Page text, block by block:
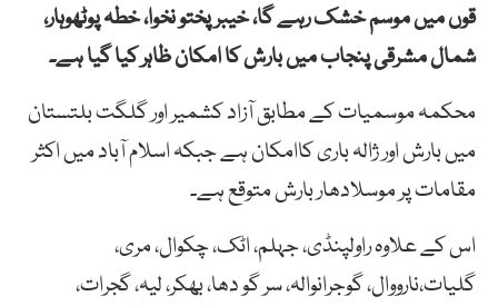
قوں میں موسم خشک رہے گا، خیبر پختو نخوا، خطہ پوٹھوہار،
شمال مشرقی پنجاب میں بارش کا امکان ظاہر کیا گیا ہے۔
محکمہ موسمیات کے مطابق آزاد کشمیر اور گلگت بلتستان
میں بارش اور ژالہ باری کاامکان ہے جبکہ اسلام آباد میں اکثر
مقامات پر موسلادھار بارش متوقع ہے۔
اس کے علاوہ راولپنڈی، جہلم، اٹک، چکوال، مری،
گلیات،نارووال، گوجرانوالہ، سر گو دھا، بھکر، لیہ، گجرات،